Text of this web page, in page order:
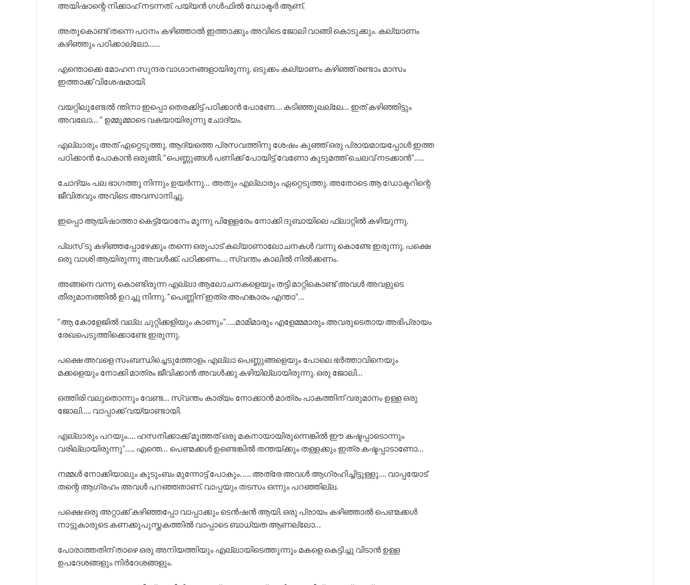
അയിഷാന്റെ നിക്കാഹ് നടന്നത്. പയ്യൻ ഗൾഫിൽ ഡോക്ടർ ആണ്.
അതുകൊണ്ട് തന്നെ പഠനം കഴിഞ്ഞാൽ ഇത്താക്കും അവിടെ ജോലി വാങ്ങി കൊടുക്കും. കല്യാണം
കഴിഞ്ഞും പഠിക്കാല്ലോ……
എന്തൊക്കെ മോഹന സുന്ദര വാഗ്ദാനങ്ങളായിരുന്നു. ഒടുക്കം കല്യാണം കഴിഞ്ഞ് രണ്ടാം മാസം
ഇത്താക്ക് വിശേഷമായി.
വയറ്റിലുണ്ടേൽ ന്തിനാ ഇപ്പൊ തെരക്കിട്ട് പഠിക്കാൻ പോണേ…. കടിഞ്ഞൂലല്ലേ… ഇത് കഴിഞ്ഞിട്ടും
അവലോ… ” ഉമ്മുമ്മാടെ വകയായിരുന്നു ചോദ്യം.
എല്ലാരും അത് ഏറ്റെടുത്തു. ആദ്യത്തെ പ്രസവത്തിനു ശേഷം കുഞ്ഞ് ഒരു പ്രായമായപ്പോൾ ഇത്ത
പഠിക്കാൻ പോകാൻ ഒരുങ്ങി. “പെണ്ണുങ്ങൾ പണിക്ക് പോയിട്ട് വേണോ കുടുമത്ത് ചെലവ് നടക്കാൻ”…..
ചോദ്യം പല ഭാഗത്തു നിന്നും ഉയർന്നു… അതും എല്ലാരും ഏറ്റെടുത്തു. അതോടെ ആ ഡോക്ടറിന്റെ
ജീവിതവും അവിടെ അവസാനിച്ചു.
ഇപ്പൊ ആയിഷാത്താ കെട്ട്യോനേം മൂന്നു പിള്ളേരേം നോക്കി ദുബായിലെ ഫ്ലാറ്റിൽ കഴിയുന്നു.
പ്ലസ് ടു കഴിഞ്ഞപ്പോഴേക്കും തന്നെ ഒരുപാട് കല്യാണാലോചനകൾ വന്നു കൊണ്ടേ ഇരുന്നു. പക്ഷെ
ഒരു വാശി ആയിരുന്നു അവൾക്ക്. പഠിക്കണം…. സ്വന്തം കാലിൽ നിൽക്കണം.
അങ്ങനെ വന്നു കൊണ്ടിരുന്ന എല്ലാ ആലോചനകളെയും തട്ടി മാറ്റികൊണ്ട് അവൾ അവളുടെ
തീരുമാനത്തിൽ ഉറച്ചു നിന്നു. “പെണ്ണിന് ഇത്ര അഹങ്കാരം എന്താ”…
“ആ കോളേജിൽ വല്ല ചുറ്റിക്കളിയും കാണും”…..മാമിമാരും എളേമ്മമാരും അവരുടെതായ അഭിപ്രായം
രേഖപെടുത്തിക്കൊണ്ടേ ഇരുന്നു.
പക്ഷെ അവളെ സംബന്ധിച്ചെടുത്തോളം എല്ലാ പെണ്ണുങ്ങളെയും പോലെ ഭർത്താവിനെയും
മക്കളെയും നോക്കി മാത്രം ജീവിക്കാൻ അവൾക്കു കഴിയില്ലായിരുന്നു. ഒരു ജോലി…
ഒത്തിരി വലുതൊന്നും വേണ്ട… സ്വന്തം കാര്യം നോക്കാൻ മാത്രം പാകത്തിന് വരുമാനം ഉള്ള ഒരു
ജോലി….. വാപ്പാക്ക് വയ്യാണ്ടായി.
എല്ലാരും പറയും…. ഹസനിക്കാക്ക് മൂത്തത് ഒരു മകനായായിരുന്നെങ്കിൽ ഈ കഷ്ടപ്പാടൊന്നും
വരില്ലായിരുന്നു”….. എന്തെ… പെണ്മക്കൾ ഉണ്ടെങ്കിൽ തന്തയ്ക്കും തള്ളക്കും ഇത്ര കഷ്ടപ്പാടാണോ…
നമ്മൾ നോക്കിയാലും കുടുംബം മുന്നോട്ട് പോകും. …. അത്രേ അവൾ ആഗ്രഹിച്ചിട്ടുള്ളു…. വാപ്പയോട്
തന്റെ ആഗ്രഹം അവൾ പറഞ്ഞതാണ്. വാപ്പയും തടസം ഒന്നും പറഞ്ഞില്ല.
പക്ഷെ ഒരു അറ്റാക്ക് കഴിഞ്ഞപ്പോ വാപ്പാക്കും ടെൻഷൻ ആയി. ഒരു പ്രായം കഴിഞ്ഞാൽ പെണ്മക്കൾ
നാട്ടുകാരുടെ കണക്കുപുസ്തകത്തിൽ വാപ്പാടെ ബാധ്യത ആണല്ലോ…
പോരാത്തതിന് താഴെ ഒരു അനിയത്തിയും എല്ലായിടെത്തുന്നും മകളെ കെട്ടിച്ചു വിടാൻ ഉള്ള
ഉപദേശങ്ങളും നിർദേശങ്ങളും.